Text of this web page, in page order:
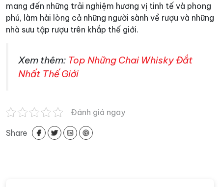
mang đến những trải nghiệm hương vị tinh tế và phong
phú, làm hài lòng cả những người sành về rượu và những
nhà sưu tập rượu trên khắp thế giới.
Xem thêm: Top Những Chai Whisky Đắt
Nhất Thế Giới
Đánh giá ngay
Share